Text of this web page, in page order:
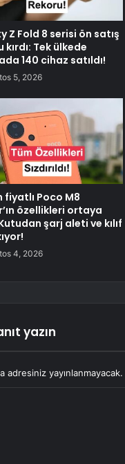
Z Fold 8 serisi ön satış
kırdı: Tek ülkede
140 cihaz satıldı!
5, 2026
fiyatlı Poco M8
özellikleri ortaya
şarj aleti ve kılıf
4, 2026
yazın
adresiniz yayınlanmayacak.